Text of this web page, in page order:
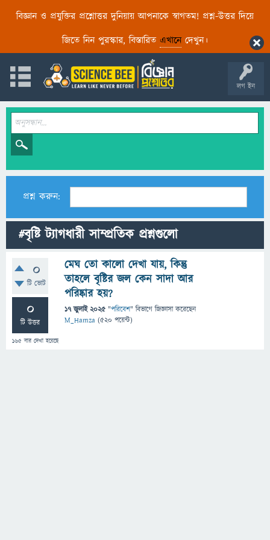
বিজ্ঞান ও প্রযুক্তির প্রশ্নোত্তর দুনিয়ায় আপনাকে স্বাগতম! প্রশ্ন-উত্তর দিয়ে
জিতে নিন পুরস্কার, বিস্তারিত এখানেদেখুন।
লগ ইন
প্রশ্ন করুন:
#বৃষ্টি ট্যাগধারী সাম্প্রতিক প্রশ্নগুলো
0
টি ভোট
0
টি উত্তর
165 বার দেখা হয়েছে
মেঘ তো কালো দেখা যায়, কিন্তু
তাহলে বৃষ্টির জল কেন সাদা আর
পরিষ্কার হয়?
17 জুলাই 2025 "পরিবেশ" বিভাগে জিজ্ঞাসাকরেছেন
M_Hamza (520 পয়েন্ট)